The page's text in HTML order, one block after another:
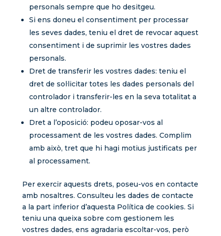
personals sempre que ho desitgeu.
Si ens doneu el consentiment per processar
les seves dades, teniu el dret de revocar aquest
consentiment i de suprimir les vostres dades
personals.
Dret de transferir les vostres dades: teniu el
dret de sol·licitar totes les dades personals del
controlador i transferir-les en la seva totalitat a
un altre controlador.
Dret a l’oposició: podeu oposar-vos al
processament de les vostres dades. Complim
amb això, tret que hi hagi motius justificats per
al processament.
Per exercir aquests drets, poseu-vos en contacte
amb nosaltres. Consulteu les dades de contacte
a la part inferior d’aquesta Política de cookies. Si
teniu una queixa sobre com gestionem les
vostres dades, ens agradaria escoltar-vos, però